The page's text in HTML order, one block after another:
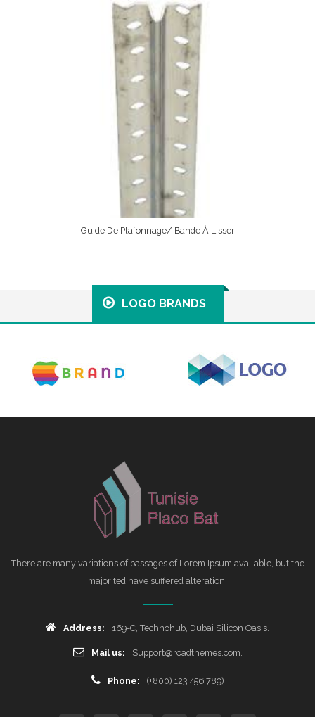
Guide De Plafonnage/ Bande À Lisser
Lire La Suite
LOGO BRANDS
There are many variations of passages of Lorem Ipsum available, but the
majorited have suffered alteration.
Address: 169-C, Technohub, Dubai Silicon Oasis.
Mail us: Support@roadthemes.com.
Phone: (+800) 123 456 789)